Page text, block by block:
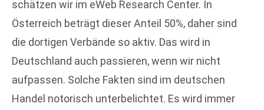
schätzen wir im eWeb Research Center. In
Österreich beträgt dieser Anteil 50%, daher sind
die dortigen Verbände so aktiv. Das wird in
Deutschland auch passieren, wenn wir nicht
aufpassen. Solche Fakten sind im deutschen
Handel notorisch unterbelichtet. Es wird immer